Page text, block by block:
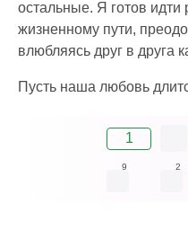
остальные. Я готов идти
жизненному пути,
влюбляясь друг в друга
Пусть наша любовь
1
9 2